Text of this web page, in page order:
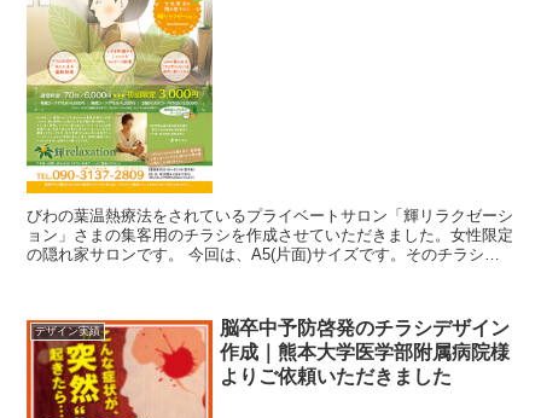
びわの葉温熱療法をされているプライベートサロン「輝リラクゼーシ
ョン」さまの集客用のチラシを作成させていただきました。女性限定
の隠れ家サロンです。 今回は、A5(片面)サイズです。そのチラシが
デザイン実績
脳卒中予防啓発のチラシデザイン
作成｜熊本大学医学部附属病院様
よりご依頼いただきました